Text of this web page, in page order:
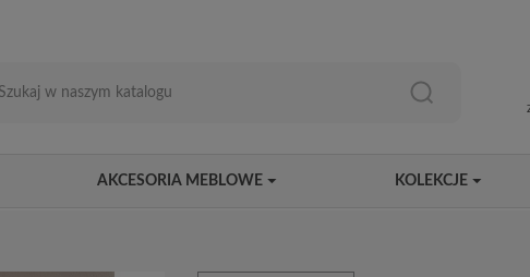
AKCESORIA MEBLOWE KOLEKCJE